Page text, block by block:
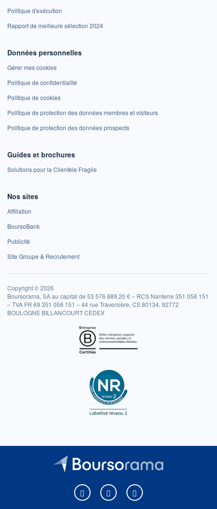
Politique d'exécution
Rapport de meilleure sélection 2024
Données personnelles
Gérer mes cookies
Politique de confidentialité
Politique de cookies
Politique de protection des données membres et visiteurs
Politique de protection des données prospects
Guides et brochures
Solutions pour la Clientèle Fragile
Nos sites
Affiliation
BoursoBank
Publicité
Site Groupe & Recrutement
Copyright © 2026
Boursorama, SA au capital de 53 576 889,20 € – RCS Nanterre 351 058 151
– TVA FR 69 351 058 151 – 44 rue Traversière, CS 80134, 92772
BOULOGNE BILLANCOURT CEDEX
Boursorama sur Facebook
Boursorama sur XBoursorama sur